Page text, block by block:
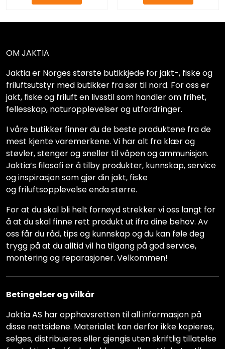
OM JAKTIA
Jaktia er Norges største butikkjede for jakt-, fiske og
friluftsutstyr med butikker fra sør til nord. For oss er
jakt, fiske og friluft en livsstil som handler om frihet,
fellesskap, naturopplevelser og utfordringer.
I våre butikker finner du de beste produktene fra de
mest kjente varemerkene. Vi har alt fra klær og
støvler, stenger og sneller til våpen og ammunisjon.
Jaktia’s filosofi er å tilby produkter, kunnskap, service
og inspirasjon som gjør din jakt, fiske
og friluftsopplevelse enda større.
For at du skal bli helt fornøyd strekker vi oss langt for
å at du skal finne rett produkt ut ifra dine behov. Av
oss får du råd, tips og kunnskap og du kan føle deg
trygg på at du alltid vil ha tilgang på god service,
montering og reparasjoner. Velkommen!
Betingelser og vilkår
Jaktia AS har opphavsretten til all informasjon på
disse nettsidene. Materialet kan derfor ikke kopieres,
selges, distribueres eller gjengis uten skriftlig tillatelse